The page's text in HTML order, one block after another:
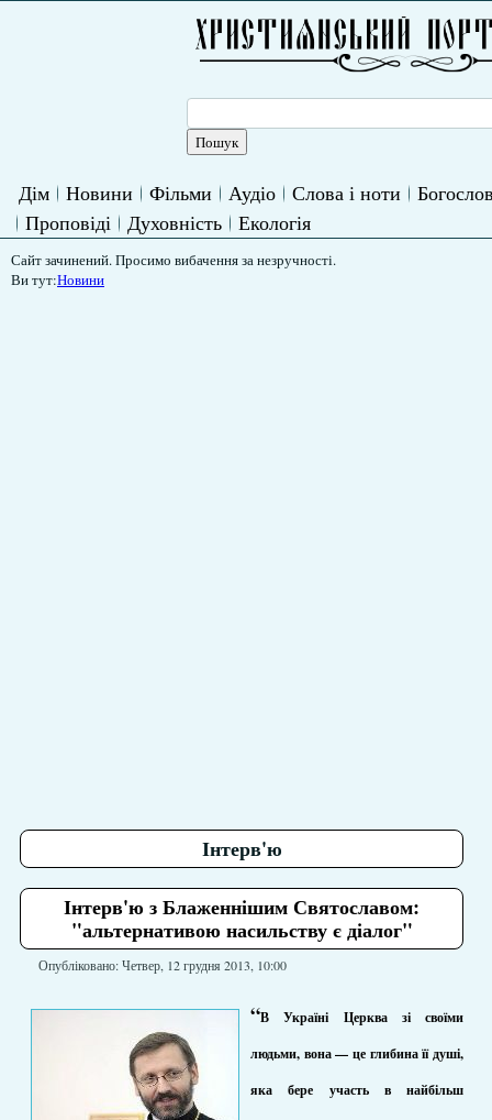
Дім Новини Фільми Аудіо Слова і ноти
Проповіді
Духовність Екологія
Сайт зачинений. Просимо вибачення за незручності.
Ви тут:Новини
Інтерв'ю
Інтерв'ю з Блаженнішим Святославом:
"альтернативою насильству є діалог"
Опубліковано: Четвер, 12 грудня 2013, 10:00
“В Україні Церква зі своїми
людьми, вона — це глибина її душі,
яка бере участь в найбільш